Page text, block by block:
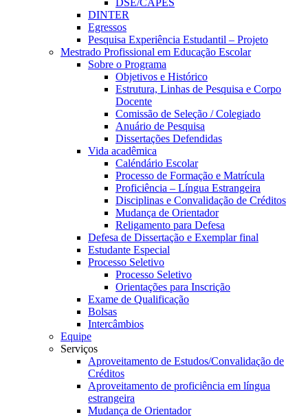
DSE/CAPES
DINTER
Egressos
Pesquisa Experiência Estudantil – Projeto
Mestrado Profissional em Educação Escolar
Sobre o Programa
Objetivos e Histórico
Estrutura, Linhas de Pesquisa e Corpo
Docente
Comissão de Seleção / Colegiado
Anuário de Pesquisa
Dissertações Defendidas
Vida acadêmica
Caléndário Escolar
Processo de Formação e Matrícula
Proficiência – Língua Estrangeira
Disciplinas e Convalidação de Créditos
Mudança de Orientador
Religamento para Defesa
Defesa de Dissertação e Exemplar final
Estudante Especial
Processo Seletivo
Processo Seletivo
Orientações para Inscrição
Exame de Qualificação
Bolsas
Intercâmbios
Equipe
Serviços
Aproveitamento de Estudos/Convalidação de
Créditos
Aproveitamento de proficiência em língua
estrangeira
Mudança de Orientador